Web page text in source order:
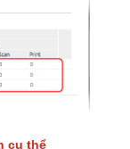
cụ thể